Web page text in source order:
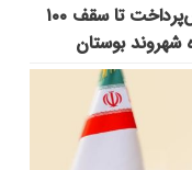
خرید اقساطی بدون پیش‌پرداخت تا سقف ۱۰۰
شهروند بوستان